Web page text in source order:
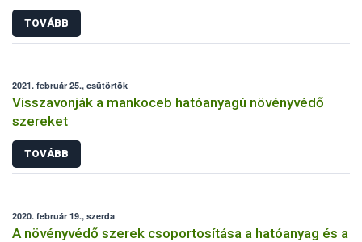
TOVÁBB
2021. február 25., csütörtök
Visszavonják a mankoceb hatóanyagú növényvédő
szereket
TOVÁBB
2020. február 19., szerda
A növényvédő szerek csoportosítása a hatóanyag és a